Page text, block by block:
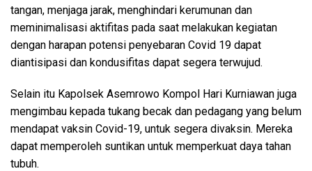
tangan, menjaga jarak, menghindari kerumunan dan
meminimalisasi aktifitas pada saat melakukan kegiatan
dengan harapan potensi penyebaran Covid 19 dapat
diantisipasi dan kondusifitas dapat segera terwujud.
Selain itu Kapolsek Asemrowo Kompol Hari Kurniawan juga
mengimbau kepada tukang becak dan pedagang yang belum
mendapat vaksin Covid-19, untuk segera divaksin. Mereka
dapat memperoleh suntikan untuk memperkuat daya tahan
tubuh.